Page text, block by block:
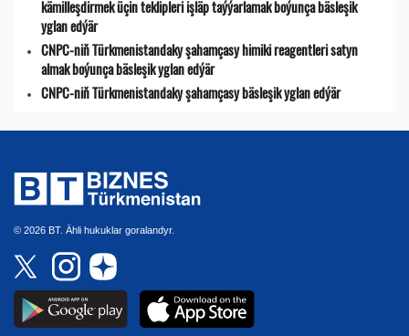
kämilleşdirmek üçin teklipleri işläp taýýarlamak boýunça bäsleşik
yglan edýär
CNPC-niň Türkmenistandaky şahamçasy himiki reagentleri satyn
almak boýunça bäsleşik yglan edýär
CNPC-niň Türkmenistandaky şahamçasy bäsleşik yglan edýär
© 2026 BT. Ähli hukuklar goralandyr.